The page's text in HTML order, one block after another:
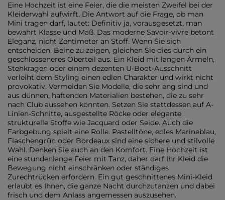
Eine Hochzeit ist eine Feier, die die meisten Zweifel bei der
Kleiderwahl aufwirft. Die Antwort auf die Frage, ob man
Mini tragen darf, lautet: Definitiv ja, vorausgesetzt, man
bewahrt Klasse und Maß. Das moderne Savoir-vivre betont
Eleganz, nicht Zentimeter an Stoff. Wenn Sie sich
entscheiden, Beine zu zeigen, gleichen Sie dies durch ein
geschlosseneres Oberteil aus. Ein Kleid mit langen Ärmeln,
Stehkragen oder einem dezenten U-Boot-Ausschnitt
verleiht dem Styling einen edlen Charakter und wirkt nicht
provokativ. Vermeiden Sie Modelle, die sehr eng sind und
aus dünnen, haftenden Materialien bestehen, die zu sehr
nach Club aussehen könnten. Setzen Sie stattdessen auf A-
Linien-Schnitte, ausgestellte Röcke oder elegante,
strukturelle Stoffe wie Jacquard oder Seide. Auch die
Farbgebung spielt eine Rolle. Pastelltöne, edles Marineblau,
Flaschengrün oder Bordeaux sind eine sichere und stilvolle
Wahl. Denken Sie auch an den Komfort. Eine Hochzeit ist
eine stundenlange Feier mit Tanz, daher darf Ihr Kleid die
Bewegung nicht einschränken oder ständiges
Zurechtrücken erfordern. Ein gut geschnittenes Mini-Kleid
erlaubt es Ihnen, die ganze Nacht durchzutanzen und dabei
frisch und dem Anlass angemessen auszusehen.